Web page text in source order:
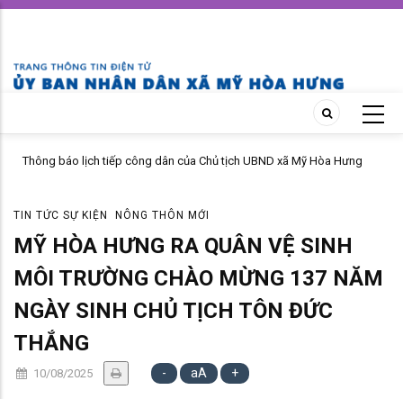
Skip
content
xã Mỹ Hòa Hưng
MỸ HÒA HƯNG NÂNG CAO HIỆU QUẢ CÔNG TÁC
TIN TỨC SỰ KIỆN NÔNG THÔN MỚI
MỸ HÒA HƯNG RA QUÂN VỆ SINH
MÔI TRƯỜNG CHÀO MỪNG 137 NĂM
NGÀY SINH CHỦ TỊCH TÔN ĐỨC
THẮNG
10/08/2025 - aA +